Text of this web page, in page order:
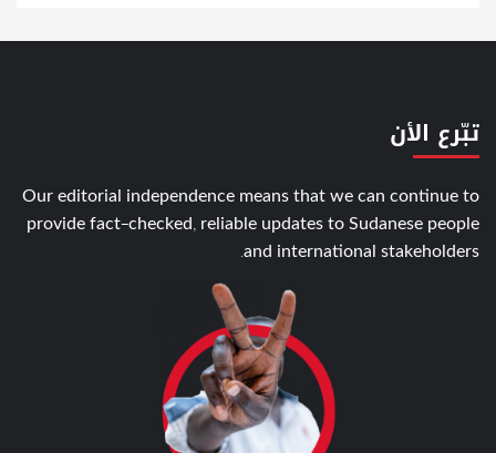
تبّرع الأن
Our editorial independence means that we can continue to
provide fact-checked, reliable updates to Sudanese people
and international stakeholders.